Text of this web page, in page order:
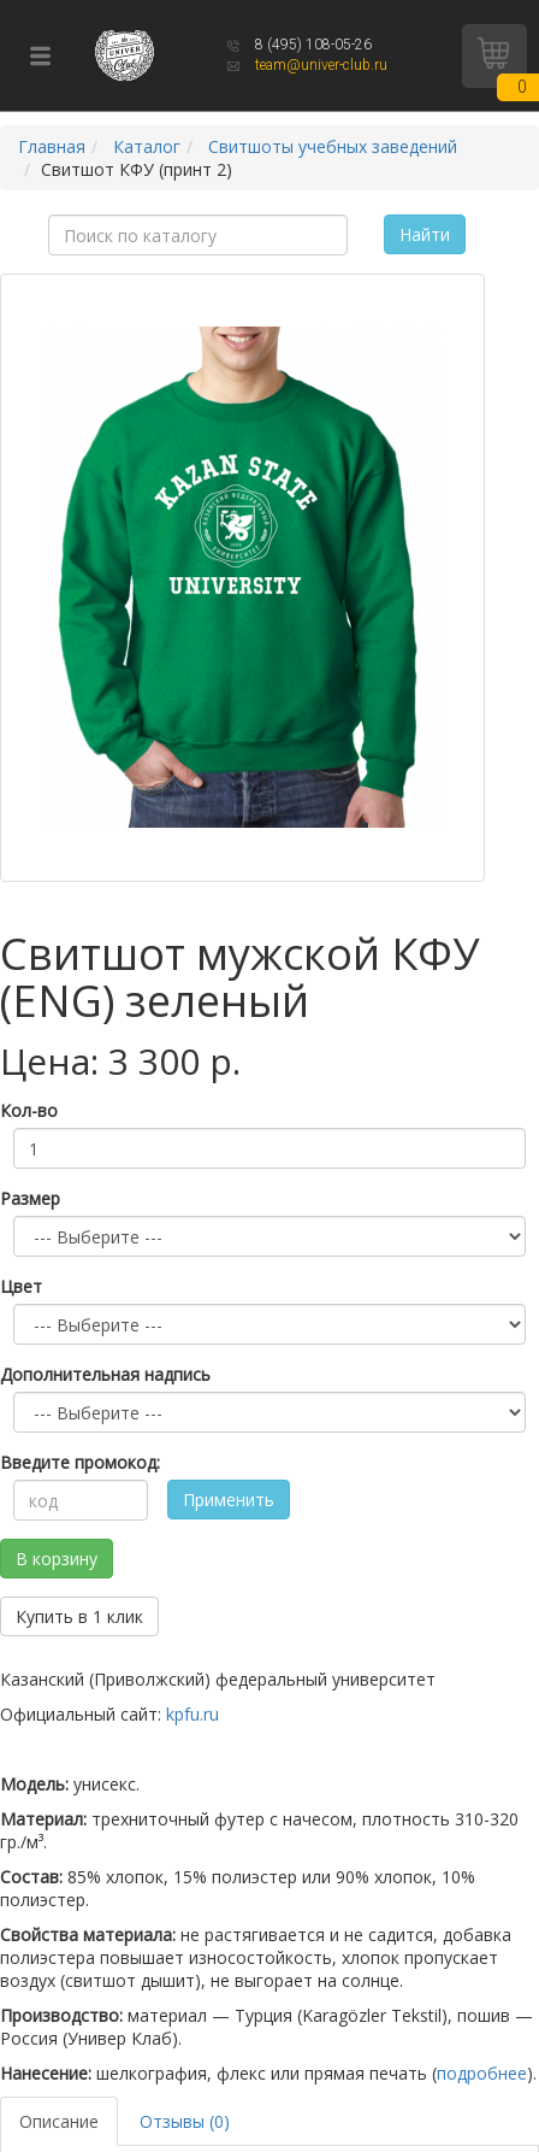
8 (495) 108-05-26
team@univer-club.ru
0
Главная Каталог
Свитшоты учебных заведений
Свитшот КФУ (принт 2)
Найти
Свитшот мужской КФУ
(ENG) зеленый
Цена: 3 300 р.
Кол-во
Размер
Цвет
Дополнительная надпись
Введите промокод:
Применить
В корзину
Купить в 1 клик
Казанский (Приволжский) федеральный университет
Официальный сайт: kpfu.ru
Модель: унисекс.
Материал: трехниточный футер с начесом, плотность 310-320
гр./м³.
Состав: 85% хлопок, 15% полиэстер или 90% хлопок, 10%
полиэстер.
Свойства материала: не растягивается и не садится, добавка
полиэстера повышает износостойкость, хлопок пропускает
воздух (свитшот дышит), не выгорает на солнце.
Производство: материал — Турция (Karagözler Tekstil), пошив —
Россия (Универ Клаб).
Нанесение: шелкография, флекс или прямая печать (подробнее).
Описание Отзывы (0)